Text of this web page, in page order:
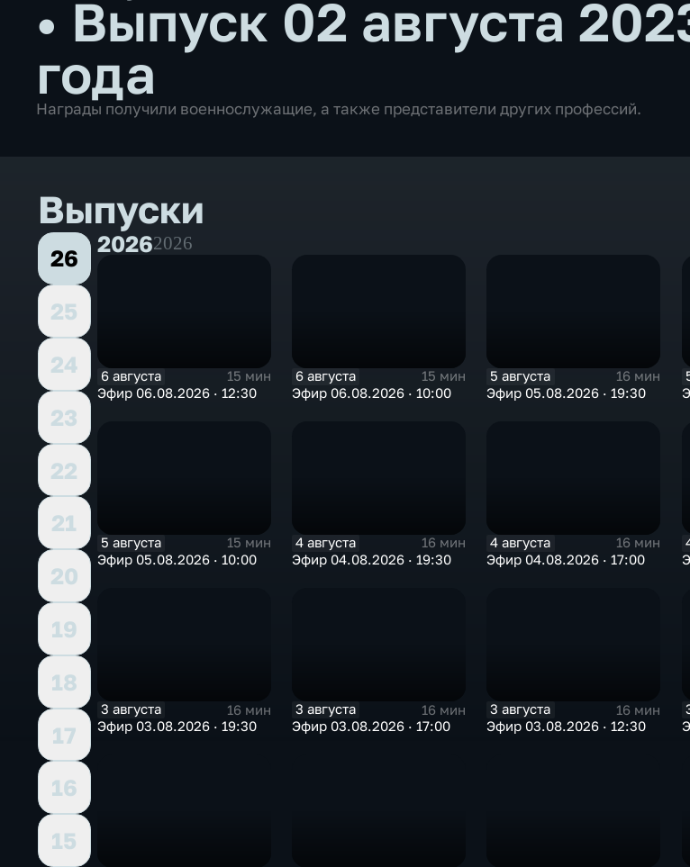
• Выпуск 02 августа
года
Награды получили военнослужащие, а также представители других профессий.
Выпуски
26
25
24
23
22
21
20
19
18
17
16
15
20262026
6 августа
15 мин
Эфир 06.08.2026 · 12:30
6 августа
15 мин
Эфир 06.08.2026 · 10:00
5 августа
16 мин
Эфир 05.08.2026 · 19:30
5 августа
15 мин
Эфир 05.08.2026 · 10:00
4 августа
16 мин
Эфир 04.08.2026 · 19:30
4 августа
16 мин
Эфир 04.08.2026 · 17:00
3 августа
16 мин
Эфир 03.08.2026 · 19:30
3 августа
16 мин
Эфир 03.08.2026 · 17:00
3 августа
16 мин
Эфир 03.08.2026 · 12:30